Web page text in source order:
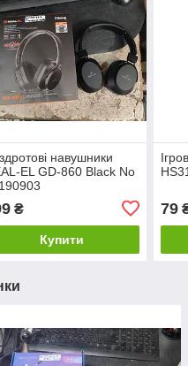
навушники
EL GD-860 Black No
₴
Купити
79